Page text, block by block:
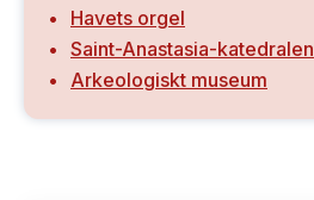
Havets orgel
Saint-Anastasia-katedralen
Arkeologiskt museum